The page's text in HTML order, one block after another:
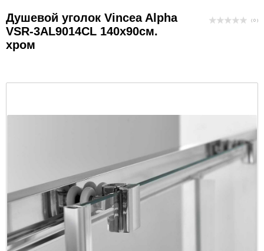
Душевой уголок Vincea Alpha
VSR-3AL9014CL 140х90см.
хром
( 0 )